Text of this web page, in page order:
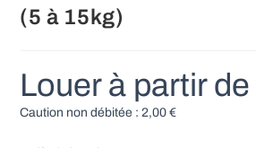
(5 à 15kg)
Louer à partir de
Caution non débitée :2,00€